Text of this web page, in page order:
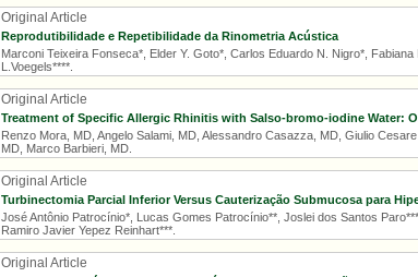
Original Article
Reprodutibilidade e Repetibilidade da Rinometria Acústica
Marconi Teixeira Fonseca*, Elder Y. Goto*, Carlos Eduardo N. Nigro*,
L.Voegels****.
Original Article
Treatment of Specific Allergic Rhinitis with Salso-bromo-iodine Water:
Renzo Mora, MD, Angelo Salami, MD, Alessandro Casazza, MD, Giulio
MD, Marco Barbieri, MD.
Original Article
Turbinectomia Parcial Inferior Versus Cauterização Submucosa para
José Antônio Patrocínio*, Lucas Gomes Patrocínio**, Joslei dos Santos
Ramiro Javier Yepez Reinhart***.
Original Article